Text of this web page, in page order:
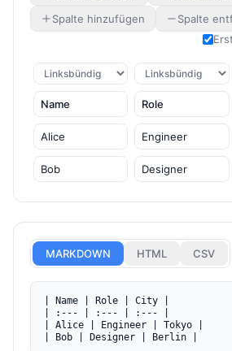
Spalte hinzufügen
Spalte
MARKDOWN HTML CSV
| Name | Role | City |
| :--- | :--- | :--- |
| Alice | Engineer | Tokyo |
| Bob | Designer | Berlin |